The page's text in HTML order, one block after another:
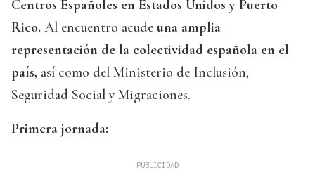
Centros Españoles en Estados Unidos y Puerto
Rico. Al encuentro acude una amplia
representación de la colectividad española en el
país, así como del Ministerio de Inclusión,
Seguridad Social y Migraciones.
Primera jornada: